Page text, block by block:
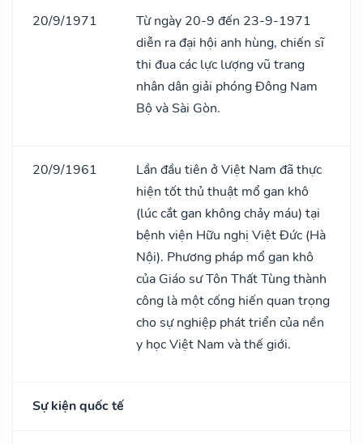
20/9/1971
Từ ngày 20-9 đến 23-9-1971
diễn ra đại hội anh hùng, chiến sĩ
thi đua các lực lượng vũ trang
nhân dân giải phóng Đông Nam
Bộ và Sài Gòn.
20/9/1961
Lần đầu tiên ở Việt Nam đã thực
hiện tốt thủ thuật mổ gan khô
(lúc cắt gan không chảy máu) tại
bệnh viện Hữu nghị Việt Đức (Hà
Nội). Phương pháp mổ gan khô
của Giáo sư Tôn Thất Tùng thành
công là một cống hiến quan trọng
cho sự nghiệp phát triển của nền
y học Việt Nam và thế giới.
Sự kiện quốc tế